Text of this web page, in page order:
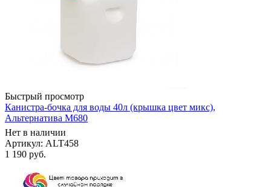
Быстрый просмотр
Канистра-бочка для воды 40л (крышка цвет микс),
Альтернатива М680
Нет в наличии
Артикул: ALT458
1 190 руб.